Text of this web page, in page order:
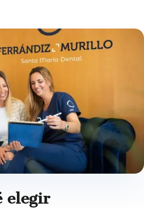
elegir